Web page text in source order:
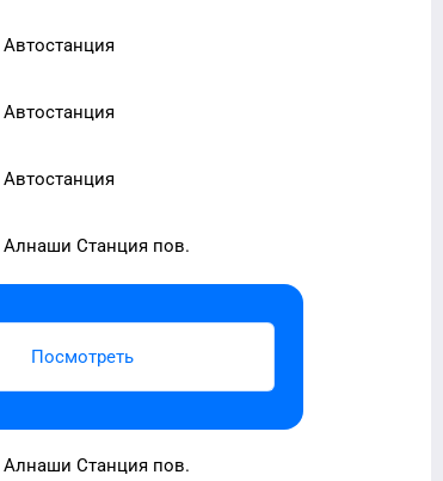
Автостанция
Автостанция
Автостанция
Алнаши Станция пов.
Посмотреть
Алнаши Станция пов.